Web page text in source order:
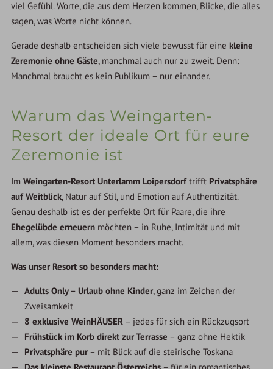
viel Gefühl. Worte, die aus dem Herzen kommen, Blicke, die alles
sagen, was Worte nicht können.
Gerade deshalb entscheiden sich viele bewusst für eine kleine
Zeremonie ohne Gäste, manchmal auch nur zu zweit. Denn:
Manchmal braucht es kein Publikum – nur einander.
Warum das Weingarten-
Resort der ideale Ort für eure
Zeremonie ist
ImWeingarten-Resort Unterlamm Loipersdorftrifft Privatsphäre
auf Weitblick, Natur auf Stil, und Emotion auf Authentizität.
Genau deshalb ist es der perfekte Ort für Paare, die ihre
Ehegelübde erneuern möchten – in Ruhe, Intimität und mit
allem, was diesen Moment besonders macht.
Was unser Resort so besonders macht:
Adults Only – Urlaub ohne Kinder, ganz im Zeichen der
Zweisamkeit
8 exklusive WeinHÄUSER – jedes für sich ein Rückzugsort
Frühstück im Korb direkt zur Terrasse – ganz ohne Hektik
Privatsphäre pur – mit Blick auf die steirische Toskana
Das kleinste Restaurant Österreichs – für ein romantisches